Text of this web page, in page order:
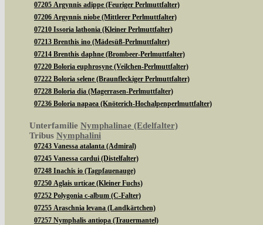
07205 Argynnis adippe (Feuriger Perlmuttfalter)
07206 Argynnis niobe (Mittlerer Perlmuttfalter)
07210 Issoria lathonia (Kleiner Perlmuttfalter)
07213 Brenthis ino (Mädesüß-Perlmuttfalter)
07214 Brenthis daphne (Brombeer-Perlmuttfalter)
07220 Boloria euphrosyne (Veilchen-Perlmuttfalter)
07222 Boloria selene (Braunfleckiger Perlmuttfalter)
07228 Boloria dia (Magerrasen-Perlmuttfalter)
07236 Boloria napaea (Knöterich-Hochalpenperlmuttfalter)
Unterfamilie Nymphalinae (Edelfalter)
Tribus Nymphalini
07243 Vanessa atalanta (Admiral)
07245 Vanessa cardui (Distelfalter)
07248 Inachis io (Tagpfauenauge)
07250 Aglais urticae (Kleiner Fuchs)
07252 Polygonia c-album (C-Falter)
07255 Araschnia levana (Landkärtchen)
07257 Nymphalis antiopa (Trauermantel)